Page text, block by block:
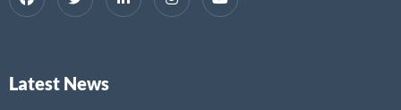
Latest News